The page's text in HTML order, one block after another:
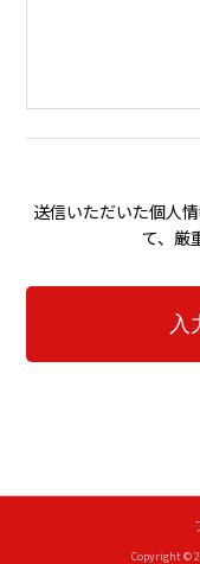
送信いただいた個人
て、厳
Copyright ©